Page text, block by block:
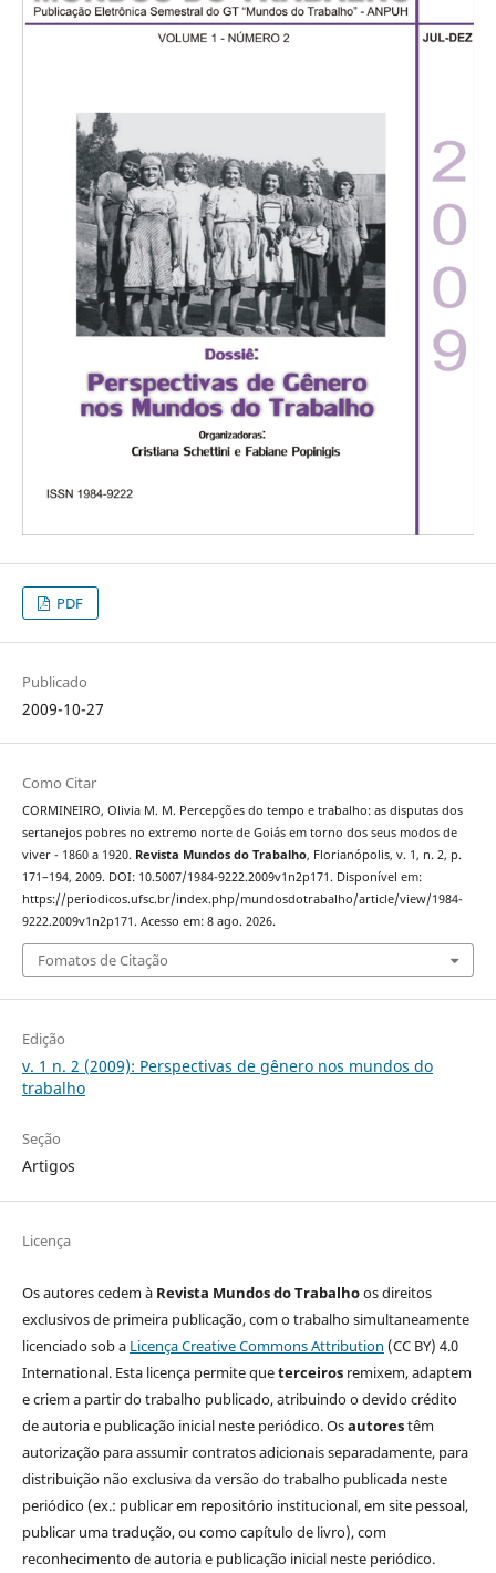
PDF
Publicado
2009-10-27
Como Citar
CORMINEIRO, Olivia M. M. Percepções do tempo e trabalho: as disputas dos
sertanejos pobres no extremo norte de Goiás em torno dos seus modos de
viver - 1860 a 1920. Revista Mundos do Trabalho, Florianópolis, v. 1, n. 2, p.
171–194, 2009. DOI: 10.5007/1984-9222.2009v1n2p171. Disponível em:
https://periodicos.ufsc.br/index.php/mundosdotrabalho/article/view/1984-
9222.2009v1n2p171. Acesso em: 8 ago. 2026.
Fomatos de Citação
Edição
v. 1 n. 2 (2009): Perspectivas de gênero nos mundos do
trabalho
Seção
Artigos
Licença
Os autores cedem à Revista Mundos do Trabalhoos direitos
exclusivos de primeira publicação, com o trabalho simultaneamente
licenciado sob a Licença Creative Commons Attribution (CC BY) 4.0
International. Esta licença permite queterceirosremixem, adaptem
e criem a partir do trabalho publicado, atribuindo o devido crédito
de autoria e publicação inicial neste periódico. Osautorestêm
autorização para assumir contratos adicionais separadamente, para
distribuição não exclusiva da versão do trabalho publicada neste
periódico (ex.: publicar em repositório institucional, em site pessoal,
publicar uma tradução, ou como capítulo de livro), com
reconhecimento de autoria e publicação inicial neste periódico.